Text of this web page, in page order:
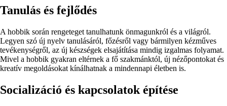
Tanulás és fejlődés
A hobbik során rengeteget tanulhatunk önmagunkról és a világról.
Legyen szó új nyelv tanulásáról, főzésről vagy bármilyen kézműves
tevékenységről, az új készségek elsajátítása mindig izgalmas folyamat.
Mivel a hobbik gyakran eltérnek a fő szakmánktól, új nézőpontokat és
kreatív megoldásokat kínálhatnak a mindennapi életben is.
Socializáció és kapcsolatok építése